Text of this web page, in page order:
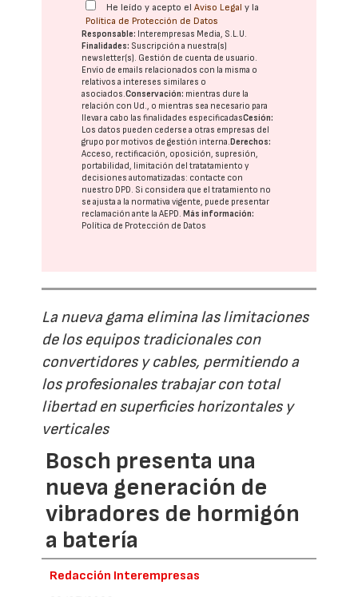
He leído y acepto elAviso Legal y la
Política de Protección de Datos
Responsable: Interempresas Media, S.L.U.
Finalidades: Suscripción a nuestra(s)
newsletter(s). Gestión de cuenta de usuario.
Envío de emails relacionados con la misma o
relativos a intereses similares o
asociados.Conservación: mientras dure la
relación con Ud., o mientras sea necesario para
llevar a cabo las finalidades especificadasCesión:
Los datos pueden cederse a otras empresas del
grupo por motivos de gestión interna.Derechos:
Acceso, rectificación, oposición, supresión,
portabilidad, limitación del tratatamiento y
decisiones automatizadas: contacte con
nuestro DPD. Si considera que el tratamiento no
se ajusta a la normativa vigente, puede presentar
reclamación ante laAEPD.Más información:
Política de Protección de Datos
La nueva gama elimina las limitaciones
de los equipos tradicionales con
convertidores y cables, permitiendo a
los profesionales trabajar con total
libertad en superficies horizontales y
verticales
Bosch presenta una
nueva generación de
vibradores de hormigón
a batería
Redacción Interempresas